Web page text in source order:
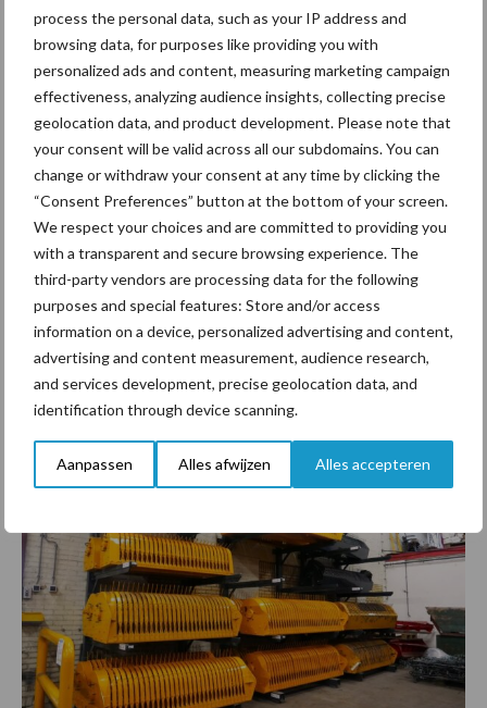
process the personal data, such as your IP address and
browsing data, for purposes like providing you with
personalized ads and content, measuring marketing campaign
effectiveness, analyzing audience insights, collecting precise
geolocation data, and product development. Please note that
your consent will be valid across all our subdomains. You can
change or withdraw your consent at any time by clicking the
“Consent Preferences” button at the bottom of your screen.
We respect your choices and are committed to providing you
with a transparent and secure browsing experience. The
third-party vendors are processing data for the following
purposes and special features: Store and/or access
information on a device, personalized advertising and content,
advertising and content measurement, audience research,
and services development, precise geolocation data, and
identification through device scanning.
Aanpassen Alles afwijzen Alles accepteren
bodem levert dit een verhoogde capaciteit op bij een lager
brandstofverbruik.
Diverse wagens in de wachtrij voor een opknapbeurt.